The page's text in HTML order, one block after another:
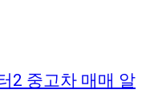
2 중고차 매매 알